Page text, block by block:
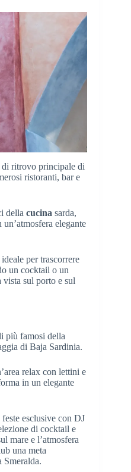
ritrovo principale di
ristoranti, bar e
della cucina sarda,
elegante
per trascorrere
un cocktail o un
sul porto e sul
più famosi della
di Baja Sardinia.
relax con lettini e
in un elegante
esclusive con DJ
di cocktail e
mare e l’atmosfera
una meta
Smeralda.